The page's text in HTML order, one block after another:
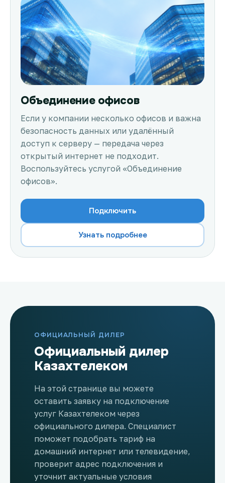
Объединение офисов
Если у компании несколько офисов и важна
безопасность данных или удалённый
доступ к серверу — передача через
открытый интернет не подходит.
Воспользуйтесь услугой «Объединение
офисов».
Подключить
Узнать подробнее
ОФИЦИАЛЬНЫЙ ДИЛЕР
Официальный дилер
Казахтелеком
На этой странице вы можете
оставить заявку на подключение
услуг Казахтелеком через
официального дилера. Специалист
поможет подобрать тариф на
домашний интернет или телевидение,
проверит адрес подключения и
уточнит актуальные условия